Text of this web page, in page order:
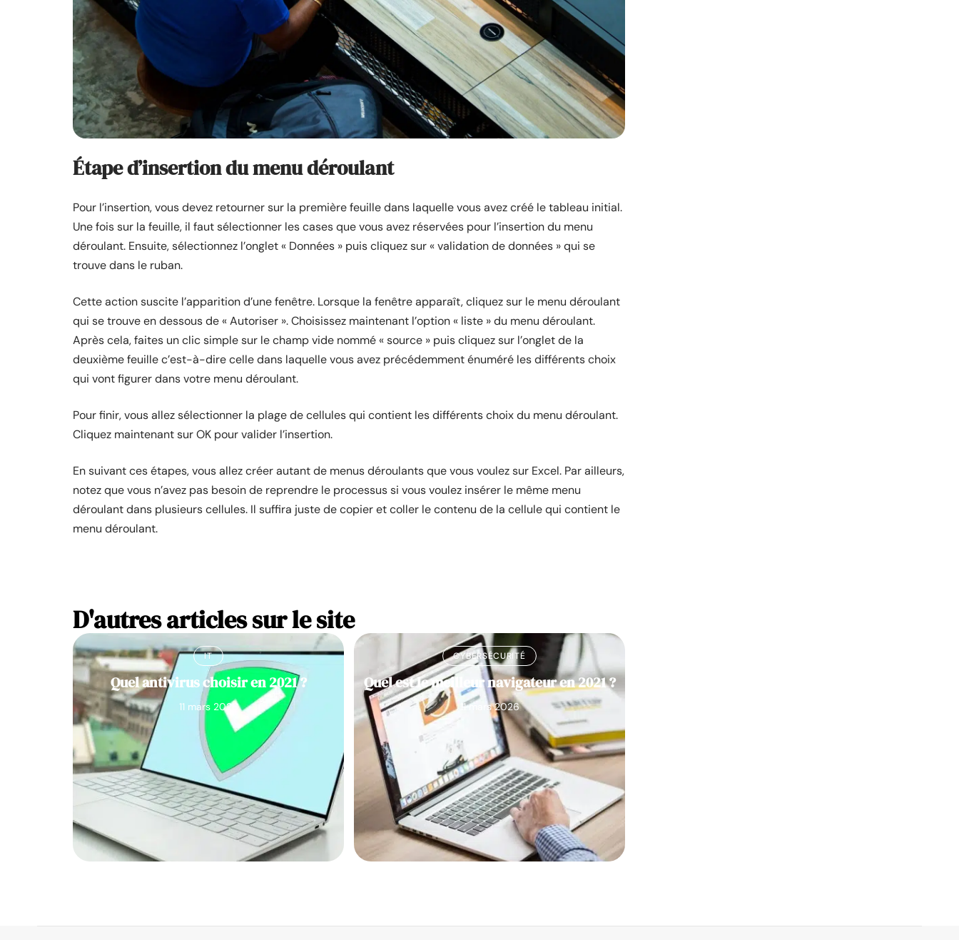
Étape d’insertion du menu déroulant
Pour l’insertion, vous devez retourner sur la première feuille dans laquelle vous avez créé le tableau initial.
Une fois sur la feuille, il faut sélectionner les cases que vous avez réservées pour l’insertion du menu
déroulant. Ensuite, sélectionnez l’onglet « Données » puis cliquez sur « validation de données » qui se
trouve dans le ruban.
Cette action suscite l’apparition d’une fenêtre. Lorsque la fenêtre apparaît, cliquez sur le menu déroulant
qui se trouve en dessous de « Autoriser ». Choisissez maintenant l’option « liste » du menu déroulant.
Après cela, faites un clic simple sur le champ vide nommé « source » puis cliquez sur l’onglet de la
deuxième feuille c’est-à-dire celle dans laquelle vous avez précédemment énuméré les différents choix
qui vont figurer dans votre menu déroulant.
Pour finir, vous allez sélectionner la plage de cellules qui contient les différents choix du menu déroulant.
Cliquez maintenant sur OK pour valider l’insertion.
En suivant ces étapes, vous allez créer autant de menus déroulants que vous voulez sur Excel. Par ailleurs,
notez que vous n’avez pas besoin de reprendre le processus si vous voulez insérer le même menu
déroulant dans plusieurs cellules. Il suffira juste de copier et coller le contenu de la cellule qui contient le
menu déroulant.
D'autres articles sur le site
IT
Quel antivirus choisir en 2021 ?
11 mars 2026
CYBERSÉCURITÉ
Quel est le meilleur navigateur en 2021 ?
11 mars 2026